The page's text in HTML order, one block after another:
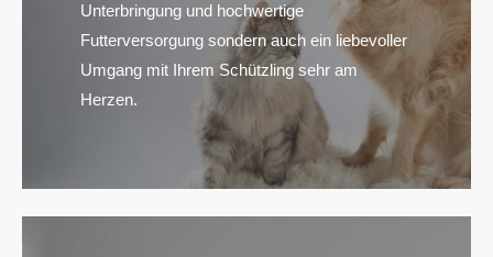
Unterbringung und hochwertige
Futterversorgung sondern auch ein liebevoller
Umgang mit Ihrem Schützling sehr am
Herzen.